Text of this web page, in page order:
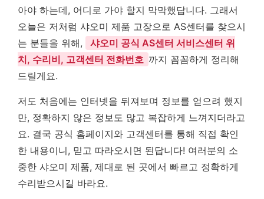
아야 하는데, 어디로 가야 할지 막막했답니다. 그래서
오늘은 저처럼 샤오미 제품 고장으로 AS센터를 찾으시
는 분들을 위해,
샤오미 공식 AS센터 서비스센터 위
치, 수리비, 고객센터 전화번호 까지 꼼꼼하게 정리해
드릴게요.
저도 처음에는 인터넷을 뒤져보며 정보를 얻으려 했지
만, 정확하지 않은 정보도 많고 복잡하게 느껴지더라고
요. 결국 공식 홈페이지와 고객센터를 통해 직접 확인
한 내용이니, 믿고 따라오시면 된답니다! 여러분의 소
중한 샤오미 제품, 제대로 된 곳에서 빠르고 정확하게
수리받으시길 바라요.